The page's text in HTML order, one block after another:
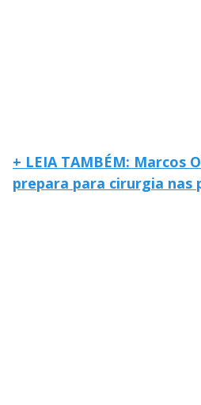
+ LEIA TAMBÉM: Marcos
prepara para cirurgia nas